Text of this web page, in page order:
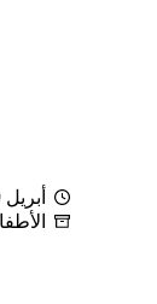
أبريل 20, 2026